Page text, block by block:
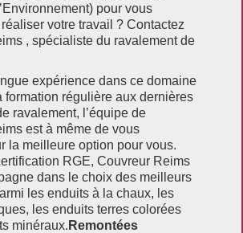
pour vous
votre travail ? Contactez
, spécialiste du ravalement de
expérience dans ce domaine
formation régulière aux dernières
ravalement, l’équipe de
est à même de vous
la meilleure option pour vous.
RGE, Couvreur Reims
dans le choix des meilleurs
les enduits à la chaux, les
les enduits terres colorées
minéraux. Remontées